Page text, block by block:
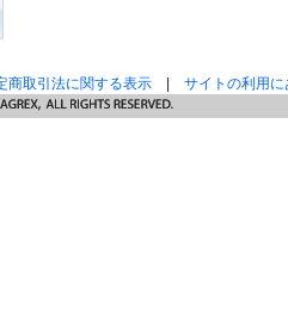
商取引法に関する表示 サイトの利用に